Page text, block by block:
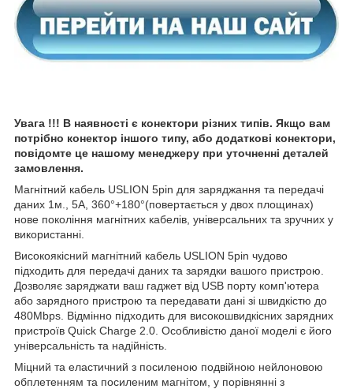
Увага !!! В наявності є конектори різних типів. Якщо вам
потрібно конектор іншого типу, або додаткові конектори,
повідомте це нашому менеджеру при уточненні деталей
замовлення.
Магнітний кабель USLION 5pin для заряджання та передачі
даних 1м., 5A, 360°+180°(повертається у двох площинах)
нове покоління магнітних кабелів, універсальних та зручних у
використанні.
Високоякісний магнітний кабель USLION 5pin чудово
підходить для передачі даних та зарядки вашого пристрою.
Дозволяє заряджати ваш гаджет від USB порту комп'ютера
або зарядного пристрою та передавати дані зі швидкістю до
480Mbps. Відмінно підходить для високошвидкісних зарядних
пристроїв Quick Charge 2.0. Особливістю даної моделі є його
універсальність та надійність.
Міцний та еластичний з посиленою подвійною нейлоновою
обплетенням та посиленим магнітом, у порівнянні з